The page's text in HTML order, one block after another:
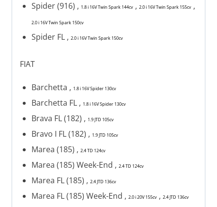
Spider (916) , 1.8 i 16V Twin Spark 144cv , 2.0 i 16V Twin Spark 155cv ,
2.0 i 16V Twin Spark 150cv
Spider FL , 2.0 i 16V Twin Spark 150cv
FIAT
Barchetta , 1.8 i 16V Spider 130cv
Barchetta FL , 1.8 i 16V Spider 130cv
Brava FL (182) , 1.9 JTD 105cv
Bravo I FL (182) , 1.9 JTD 105cv
Marea (185) , 2.4 TD 124cv
Marea (185) Week-End , 2.4 TD 124cv
Marea FL (185) , 2.4 JTD 136cv
Marea FL (185) Week-End , 2.0 i 20V 155cv , 2.4 JTD 136cv